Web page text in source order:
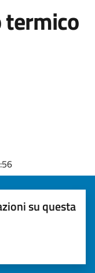
su questa
stelle)la chiarezza delle